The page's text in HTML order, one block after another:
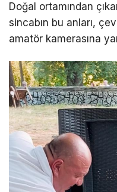
Doğal ortamından
sincabın bu anları,
amatör kamerasına